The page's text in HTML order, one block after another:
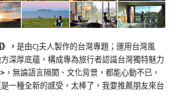
， 是由CJ夫人製作的台灣專題；運用台灣風
深厚底蘊，構成專為旅行者認識台灣獨特魅力
，無論語言隔閡、文化背景，都能心動不已，
一種全新的感受，太棒了，我要推薦朋友來台